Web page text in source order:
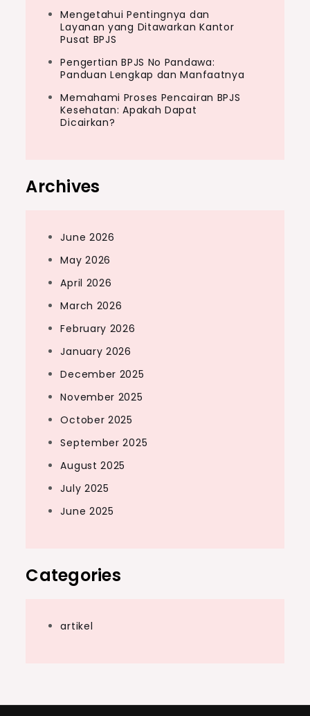
Mengetahui Pentingnya dan
Layanan yang Ditawarkan Kantor
Pusat BPJS
Pengertian BPJS No Pandawa:
Panduan Lengkap dan Manfaatnya
Memahami Proses Pencairan BPJS
Kesehatan: Apakah Dapat
Dicairkan?
Archives
June 2026
May 2026
April 2026
March 2026
February 2026
January 2026
December 2025
November 2025
October 2025
September 2025
August 2025
July 2025
June 2025
Categories
artikel